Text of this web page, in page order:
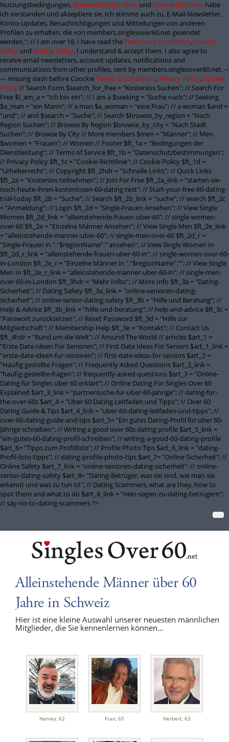
Nutzungsbedingungen, Datenschutzrichtlinie und Cookie-Richtlinie habe
ich verstanden und akzeptiere sie. Ich stimme auch zu, E-Mail-Newsletter,
Konto-Updates, Benachrichtigungen und Mitteilungen von anderen
Profilen zu erhalten, die von members.singlesover60.net gesendet
werden."; // I am over 18. I have read theTerms and Conditions, Privacy
Policy und Cookie Policy, I understand & accept them. I also agree to
receive email newsletters, account updates, notifications and
communications from other profiles, sent by members.singlesover60.net. --
--- missing slash before CoockieTerms & Conditions, Privacy Policy, Cookie
Policy// Search Form $search_for_free = "Kostenlos Suchen"; // Search For
Free $I_am_a = "Ich bin ein"; // I am a $seeking = "Suche nach"; // Seeking
$a_man = "ein Mann"; // a man $a_woman = "eine Frau"; // a woman $and =
"und"; // and $search = "Suche"; // Search $browse_by_region = "Nach
Region Suchen"; // Browse By Region $browse_by_city = "Nach Stadt
Suchen"; // Browse By City // More members $men = "Männer"; // Men
$women = "Frauen"; // Women // Footer $ft_1a = "Bedingungen der
Dienstleistung"; // Terms of Service $ft_1b = "Datenschutzbestimmungen";
// Privacy Policy $ft_1c = "Cookie-Richtlinie"; // Cookie Policy $ft_1d =
"Urheberrecht"; // Copyright $ft_2hdr = "Schnelle Links"; // Quick Links
$ft_2a = "Kostenlos teilnehmen"; // Join For Free $ft_2a_link = "starten-sie-
noch-heute-ihren-kostenlosen-60-dating-test"; // Start-your-free-60-dating-
trial-today $ft_2b = "Suche"; // Search $ft_2b_link = "suche"; // search $ft_2c
= "Anmeldung"; // Login $ft_2d = "Single-Frauen Ansehen"; // View Single
Women $ft_2d_link = "alleinstehende-frauen-uber-60"; // single-women-
over-60 $ft_2e = "Einzelne Männer Ansehen"; // View Single Men $ft_2e_link
= "alleinstehende-manner-uber-60"; // single-men-over-60 $ft_2d_r =
"Single-Frauen in "."$regionName"." ansehen"; // View Single Women In
$ft_2d_r_link = "alleinstehende-frauen-uber-60-in"; // single-women-over-60-
in-London $ft_2e_r = "Einzelne Männer in "."$regionName".""; // View Single
Men In $ft_2e_r_link = "alleinstehende-manner-uber-60-in"; // single-men-
over-60-in-London $ft_3hdr = "Mehr Infos"; // More Info $ft_3a = "Dating-
Sicherheit"; // Dating Safety $ft_3a_link = "online-senioren-dating-
sicherheit"; // online-senior-dating-safety $ft_3b = "Hilfe und Beratung"; //
Help & Advice $ft_3b_link = "hilfe-und-beratung"; // help-and-advice $ft_3c =
"Passwort zurücksetzen"; // Reset Password $ft_3d = "Hilfe zur
Mitgliedschaft"; // Membership Help $ft_3e = "Kontakt"; // Contact Us
$ft_4hdr = "Rund um die Welt"; // Around The World // articles $art_1 =
"Erste Date-Ideen Für Senioren"; // First Date Ideas For Seniors $art_1_link =
"erste-date-ideen-fur-senioren"; // first-date-ideas-for-seniors $art_2 =
"Häufig gestellte Fragen"; // Frequently Asked Questions $art_2_link =
"haufig-gestellte-fragen"; // frequently-asked-questions $art_3 = "Online-
Dating für Singles über 60 erklärt"; // Online Dating For Singles Over 60
Explained $art_3_link = "partnersuche-fur-uber-60-Jahrige"; // dating-for-
the-over-60s $art_4 = "Über 60 Dating Leitfaden und Tipps"; // Over 60
Dating Guide & Tips $art_4_link = "uber-60-dating-leitfaden-und-tipps"; //
over-60-dating-guide-and-tips $art_5= "Ein gutes Dating-Profil für über 60-
Jährige schreiben"; // Writing a good over 60s dating profile $art_5_link =
"ein-gutes-60-dating-profil-schreiben"; // writing-a-good-60-dating-profile
$art_6= "Tipps zum Profilfoto"; // Profile Photo Tips $art_6_link = "dating-
Profil-foto-tipps"; // dating-profile-photo-tips $art_7= "Online Sicherheit"; //
Online Safety $art_7_link = "online-senioren-dating-sicherheit"; // online-
senior-dating-safety $art_8= "Dating-Betrüger, was sie sind, wie man sie
erkennt und was zu tun ist"; // Dating Scammers, what are they, how to
spot them and what to do $art_8_link = "nein-sagen-zu-dating-betrugern";
// say-no-to-dating-scammers ?>
Alleinstehende Männer über 60
Jahre in Schweiz
Hier ist eine kleine Auswahl unserer neuesten männlichen
Mitglieder, die Sie kennenlernen können...
Harvey 62 Fran 65 Herbert 63